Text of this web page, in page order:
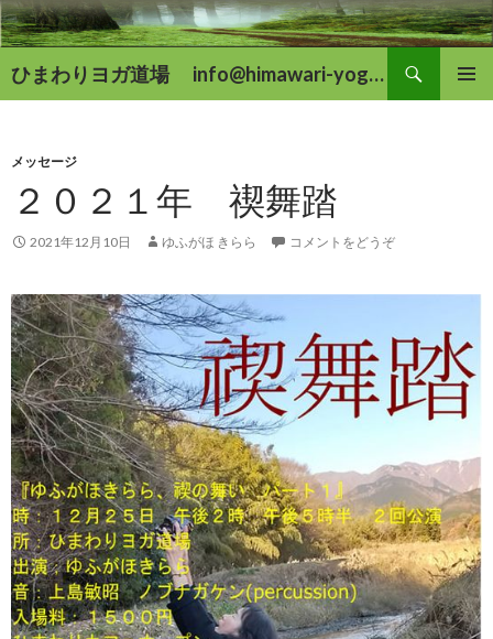
ひまわりヨガ道場 info@himawari-yoga.com
索
ン
ツ
へ
移
メッセージ
２０２１年 禊舞踏
2021年12月10日 ゆふがほ きらら コメントをどうぞ